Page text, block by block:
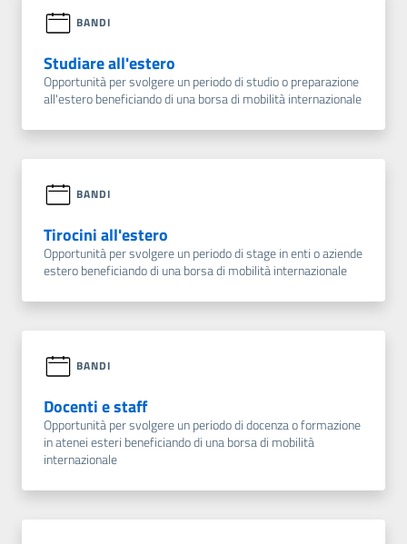
BANDI
Studiare all'estero
Opportunità per svolgere un periodo di studio o preparazione
all'estero beneficiando di una borsa di mobilità internazionale
BANDI
Tirocini all'estero
Opportunità per svolgere un periodo di stage in enti o aziende
estero beneficiando di una borsa di mobilità internazionale
BANDI
Docenti e staff
Opportunità per svolgere un periodo di docenza o formazione
in atenei esteri beneficiando di una borsa di mobilità
internazionale